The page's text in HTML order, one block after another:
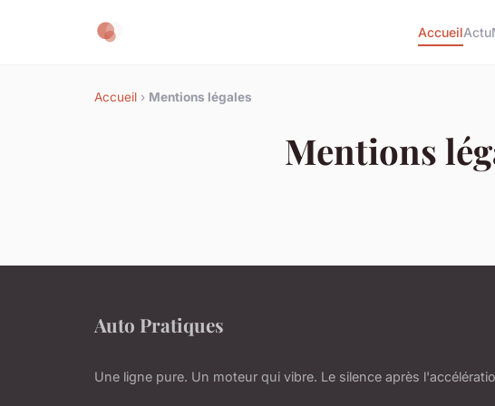
AccueilActu
Accueil › Mentions légales
Mentions
Auto Pratiques
Une ligne pure. Un moteur qui vibre. Le silence après